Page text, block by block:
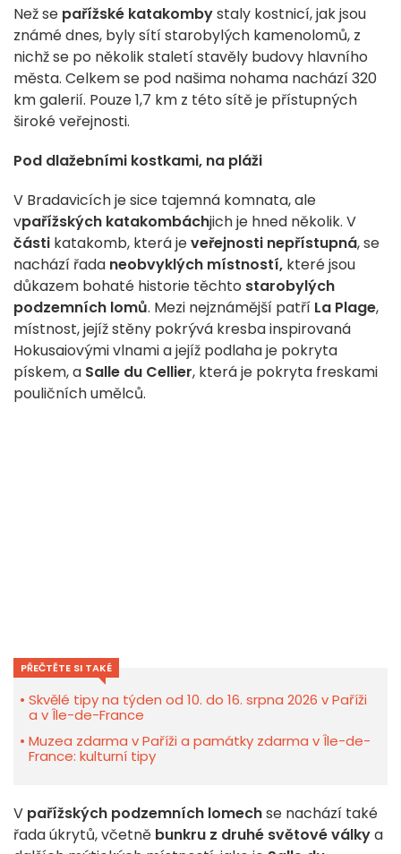
Než se pařížské katakombystaly kostnicí, jak jsou
známé dnes, byly sítí starobylých kamenolomů, z
nichž se po několik staletí stavěly budovy hlavního
města. Celkem se pod našima nohama nachází 320
km galerií. Pouze 1,7 km z této sítě je přístupných
široké veřejnosti.
Pod dlažebními kostkami, na pláži
V Bradavicích je sice tajemná komnata, ale
vpařížských katakombáchjich je hned několik. V
části katakomb, která jeveřejnosti nepřístupná, se
nachází řada neobvyklých místností, které jsou
důkazem bohaté historie těchto starobylých
podzemních lomů. Mezi nejznámější patří La Plage,
místnost, jejíž stěny pokrývá kresba inspirovaná
Hokusaiovými vlnami a jejíž podlaha je pokryta
pískem, a Salle du Cellier, která je pokryta freskami
pouličních umělců.
PŘEČTĚTE SI TAKÉ
Skvělé tipy na týden od 10. do 16. srpna 2026 v Paříži
a v Île-de-France
Muzea zdarma v Paříži a památky zdarma v Île-de-
France: kulturní tipy
V pařížských podzemních lomechse nachází také
řada úkrytů, včetně bunkru z druhé světové válkya